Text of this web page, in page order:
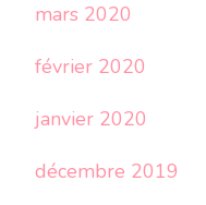
mars 2020
février 2020
janvier 2020
décembre 2019